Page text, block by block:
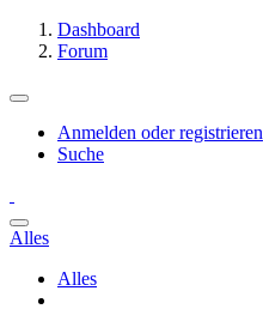
Dashboard
Forum
Anmelden oder registrieren
Suche
Alles
Alles